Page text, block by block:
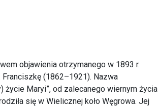
objawienia otrzymanego w 1893 r.
(1862–1921). Nazwa
życie Maryi”, od zalecanego wiernym życia
się w Wielicznej koło Węgrowa. Jej